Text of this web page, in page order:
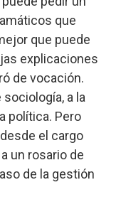
que
que puede
explicaciones
de vocación.
a la
política. Pero
el cargo
un rosario de
de la gestión